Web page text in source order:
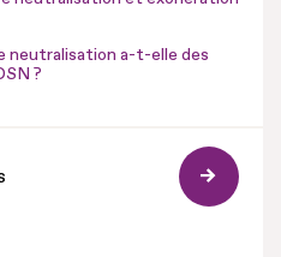
neutralisation a-t-elle des
?